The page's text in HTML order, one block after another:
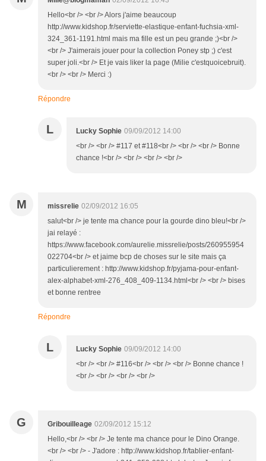
Hello<br /> <br /> Alors j'aime beaucoup
http://www.kidshop.fr/serviette-elastique-enfant-fuchsia-xml-
324_361-1191.html mais ma fille est un peu grande ;)<br />
<br /> J'aimerais jouer pour la collection Poney stp ;) c'est
super joli.<br /> Et je vais liker la page (Milie c'estquoicebruit).
<br /> <br /> Merci :)
Répondre
L Lucky Sophie 09/09/2012 14:00
<br /> <br /> #117 et #118<br /> <br /> <br /> Bonne
chance !<br /> <br /> <br /> <br />
M missrelie 02/09/2012 16:05
salut<br /> je tente ma chance pour la gourde dino bleu!<br />
jai relayé :
https://www.facebook.com/aurelie.missrelie/posts/260955954
022704<br /> et jaime bcp de choses sur le site mais ça
particulierement : http://www.kidshop.fr/pyjama-pour-enfant-
alex-alphabet-xml-276_408_409-1134.html<br /> <br /> bises
et bonne rentree
Répondre
L Lucky Sophie 09/09/2012 14:00
<br /> <br /> #116<br /> <br /> <br /> Bonne chance !
<br /> <br /> <br /> <br />
G Gribouilleage 02/09/2012 15:12
Hello,<br /> <br /> Je tente ma chance pour le Dino Orange.
<br /> <br /> - J'adore : http://www.kidshop.fr/tablier-enfant-